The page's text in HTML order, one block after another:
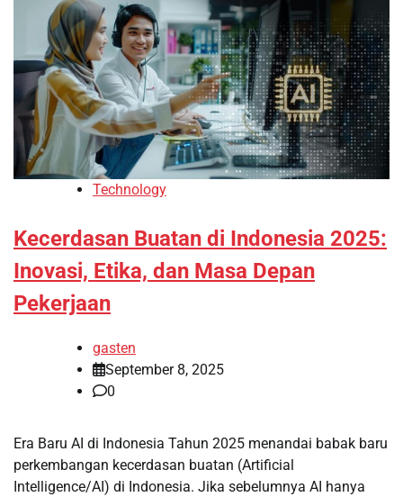
Technology
Kecerdasan Buatan di Indonesia 2025:
Inovasi, Etika, dan Masa Depan
Pekerjaan
gasten
September 8, 2025
0
Era Baru AI di Indonesia Tahun 2025 menandai babak baru
perkembangan kecerdasan buatan (Artificial
Intelligence/AI) di Indonesia. Jika sebelumnya AI hanya